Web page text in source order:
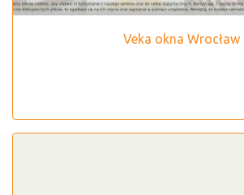
Veka okna Wrocław